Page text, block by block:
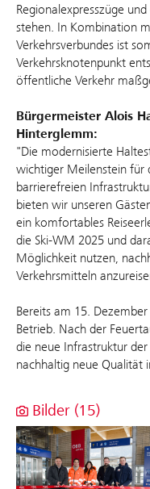
Regionalexpresszüge
stehen. In Kombination
Verkehrsverbundes ist
Verkehrsknotenpunkt
öffentliche Verkehr
Bürgermeister Alois
Hinterglemm:
"Die modernisierte
wichtiger Meilenstein für
barrierefreien
bieten wir unseren
ein komfortables
die Ski-WM 2025 und
Möglichkeit nutzen,
Verkehrsmitteln
Bereits am 15.
Betrieb. Nach der
die neue Infrastruktur
nachhaltig neue Qualität
Bilder (15)